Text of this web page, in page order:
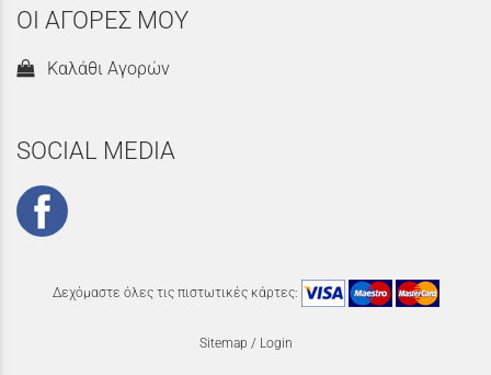
ΟΙ ΑΓΟΡΕΣ ΜΟΥ
Καλάθι Αγορών
SOCIAL MEDIA
Δεχόμαστε όλες τις πιστωτικές κάρτες:
Sitemap / Login